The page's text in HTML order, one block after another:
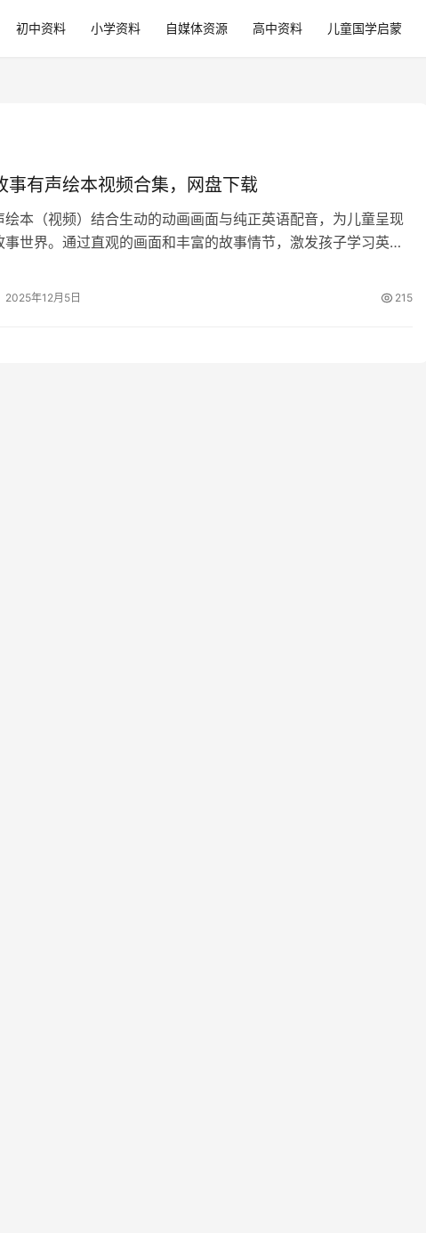
初中资料 小学资料 自媒体资源 高中资料 儿童国学启蒙
事有声绘本视频合集，网盘下载
绘本（视频）结合生动的动画画面与纯正英语配音，为儿童呈现
世界。通过直观的画面和丰富的故事情节，激发孩子学习英语
2025年12月5日 215